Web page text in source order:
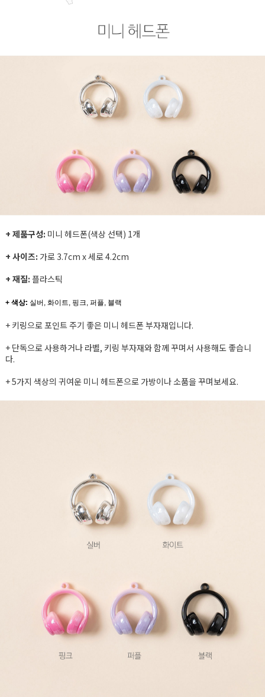
+ 제품구성: 미니 헤드폰(색상 선택) 1개
+ 사이즈: 가로 3.7cm x 세로 4.2cm
+ 재질: 플라스틱
+ 색상: 실버, 화이트, 핑크, 퍼플, 블랙
+ 키링으로 포인트 주기 좋은 미니 헤드폰 부자재입니다.
+ 단독으로 사용하거나 라벨, 키링 부자재와 함께 꾸며서 사용해도 좋습니
다.
+ 5가지 색상의 귀여운 미니 헤드폰으로 가방이나 소품을 꾸며보세요.